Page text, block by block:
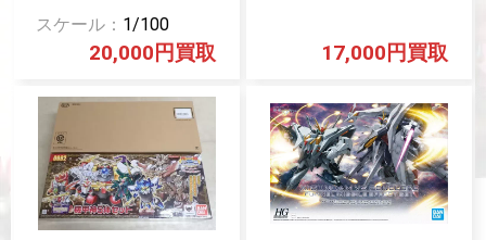
1/100
20,000円 17,000円